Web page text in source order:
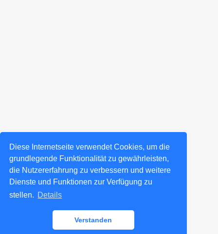
Diese Internetseite verwendet Cookies, um die
grundlegende Funktionalität zu gewährleisten,
die Nutzererfahrung zu verbessern und weitere
Dienste und Funktionen zur Verfügung zu
stellen. Details
Verstanden